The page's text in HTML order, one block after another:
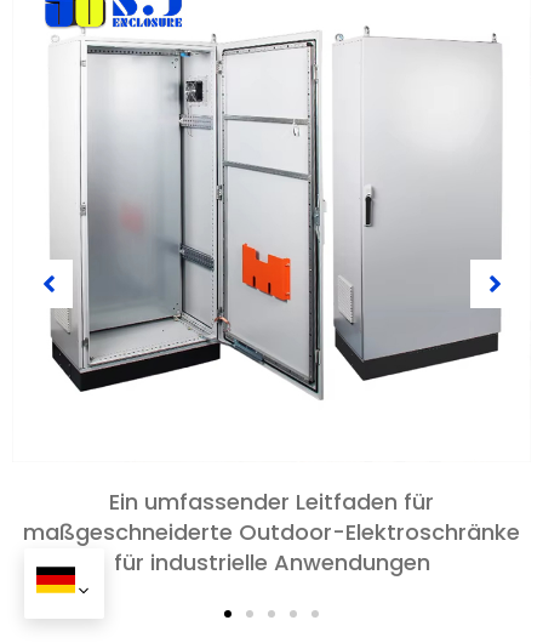
Der Auswahl- und kundenspezifische Leitfaden
für IP54-Elektrogehäuse in 2026